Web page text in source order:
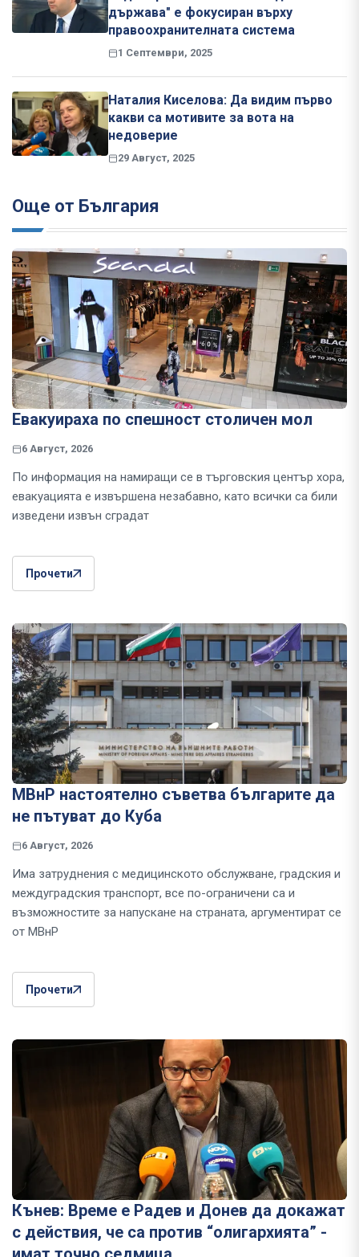
държава" е фокусиран върху
правоохранителната система
1 Септември, 2025
Наталия Киселова: Да видим първо
какви са мотивите за вота на
недоверие
29 Август, 2025
Още от България
Евакуираха по спешност столичен мол
6 Август, 2026
По информация на намиращи се в търговския център хора,
евакуацията е извършена незабавно, като всички са били
изведени извън сградат
Прочети
МВнР настоятелно съветва българите да
не пътуват до Куба
6 Август, 2026
Има затруднения с медицинското обслужване, градския и
междуградския транспорт, все по-ограничени са и
възможностите за напускане на страната, аргументират се
от МВнР
Прочети
Кънев: Време е Радев и Донев да докажат
с действия, че са против “олигархията” -